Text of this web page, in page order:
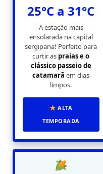
25°C a 31°C
A estação mais
ensolarada na capital
sergipana! Perfeito para
curtir as praias e o
clássico passeio de
catamarã em dias
limpos.
ALTA
TEMPORADA